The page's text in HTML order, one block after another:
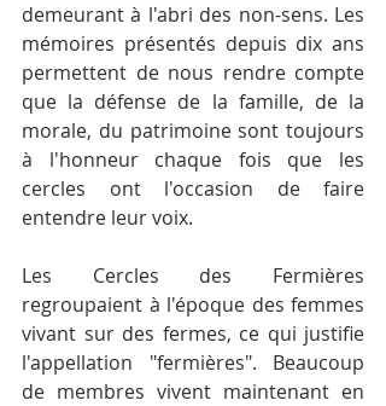
demeurant à l'abri des non-sens. Les
mémoires présentés depuis dix ans
permettent de nous rendre compte
que la défense de la famille, de la
morale, du patrimoine sont toujours
à l'honneur chaque fois que les
cercles ont l'occasion de faire
entendre leur voix.
Les Cercles des Fermières
regroupaient à l'époque des femmes
vivant sur des fermes, ce qui justifie
l'appellation "fermières". Beaucoup
de membres vivent maintenant en